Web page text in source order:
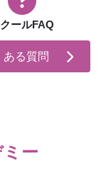
ールFAQ
ある質問
ー